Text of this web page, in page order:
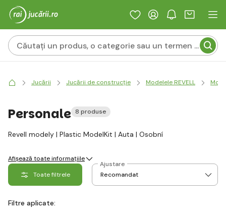
Jucării Jucării de construcție Modelele REVELL
Personale 8 produse
Revell modely | Plastic ModelKit | Auta | Osobní
Afișează toate informațiile
Toate filtrele
Ajustare
Filtre aplicate: